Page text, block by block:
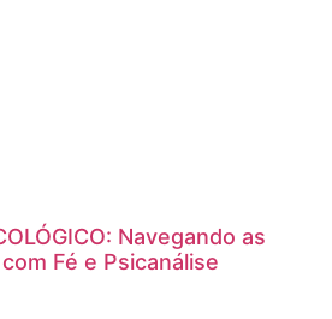
Navegando as
Fé e Psicanálise